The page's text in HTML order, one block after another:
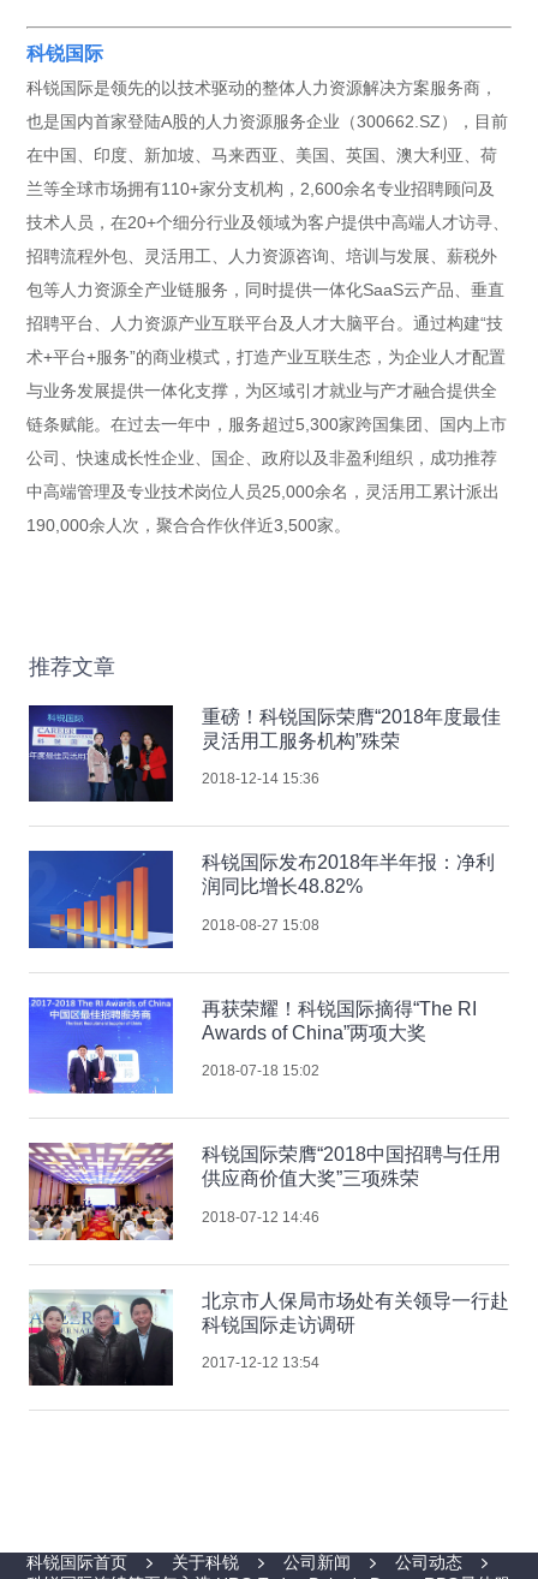
科锐国际
科锐国际是领先的以技术驱动的整体人力资源解决方案服务商，
也是国内首家登陆A股的人力资源服务企业（300662.SZ），目前
在中国、印度、新加坡、马来西亚、美国、英国、澳大利亚、荷
兰等全球市场拥有110+家分支机构，2,600余名专业招聘顾问及
技术人员，在20+个细分行业及领域为客户提供中高端人才访寻、
招聘流程外包、灵活用工、人力资源咨询、培训与发展、薪税外
包等人力资源全产业链服务，同时提供一体化SaaS云产品、垂直
招聘平台、人力资源产业互联平台及人才大脑平台。通过构建“技
术+平台+服务”的商业模式，打造产业互联生态，为企业人才配置
与业务发展提供一体化支撑，为区域引才就业与产才融合提供全
链条赋能。在过去一年中，服务超过5,300家跨国集团、国内上市
公司、快速成长性企业、国企、政府以及非盈利组织，成功推荐
中高端管理及专业技术岗位人员25,000余名，灵活用工累计派出
190,000余人次，聚合合作伙伴近3,500家。
推荐文章
重磅！科锐国际荣膺“2018年度最佳
灵活用工服务机构”殊荣
2018-12-14 15:36
科锐国际发布2018年半年报：净利
润同比增长48.82%
2018-08-27 15:08
再获荣耀！科锐国际摘得“The RI
Awards of China”两项大奖
2018-07-18 15:02
科锐国际荣膺“2018中国招聘与任用
供应商价值大奖”三项殊荣
2018-07-12 14:46
北京市人保局市场处有关领导一行赴
科锐国际走访调研
2017-12-12 13:54
科锐国际首页 关于科锐 公司新闻
公司动态